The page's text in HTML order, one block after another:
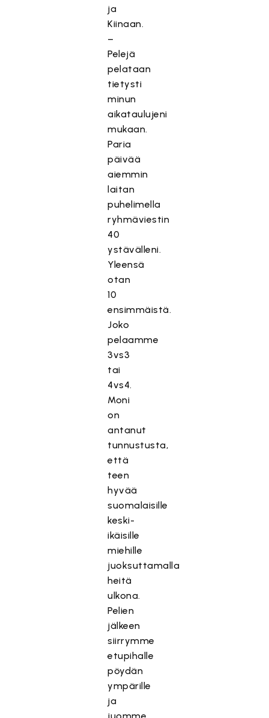
ja
Kiinaan.
–
Pelejä
pelataan
tietysti
minun
aikataulujeni
mukaan.
Paria
päivää
aiemmin
laitan
puhelimella
ryhmäviestin
40
ystävälleni.
Yleensä
otan
10
ensimmäistä.
Joko
pelaamme
3vs3
tai
4vs4.
Moni
on
antanut
tunnustusta,
että
teen
hyvää
suomalaisille
keski-
ikäisille
miehille
juoksuttamalla
heitä
ulkona.
Pelien
jälkeen
siirrymme
etupihalle
pöydän
ympärille
ja